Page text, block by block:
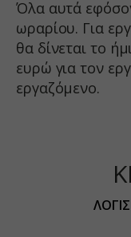
Όλα αυτά
ωραρίου. Για
θα δίνεται το
ευρώ για τον
εργαζόμενο.
embed.aidaform.com
firebase.aidaform.com
kraniotis-
kraniotis.aidaform.com
widget.aidaform.com